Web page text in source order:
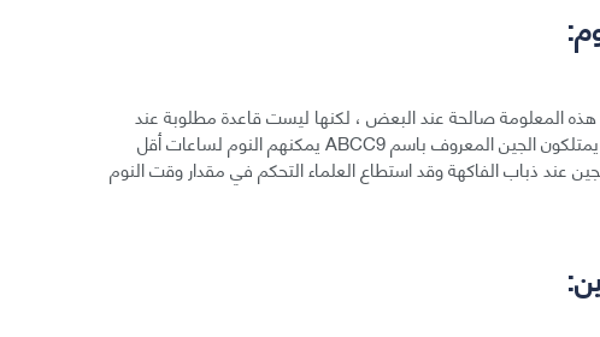
المعلومة صالحة عند البعض ، لكنها ليست قاعدة مطلوبة عند
جميع البشر ، أشارت دراسة أوروبية إلى أن الأشخاص الذين يمتلكون الجين المعروف باسم ABCC9 يمكنهم النوم لساعات أقل
عند ذباب الفاكهة وقد استطاع العلماء التحكم في مقدار وقت النوم